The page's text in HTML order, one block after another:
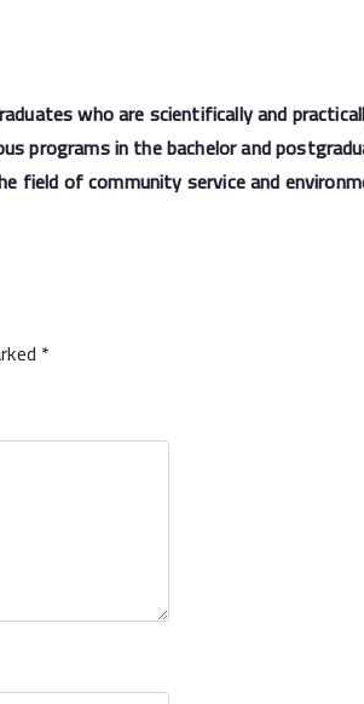
who are scientifically and
programs in the bachelor and
field of community service and
*